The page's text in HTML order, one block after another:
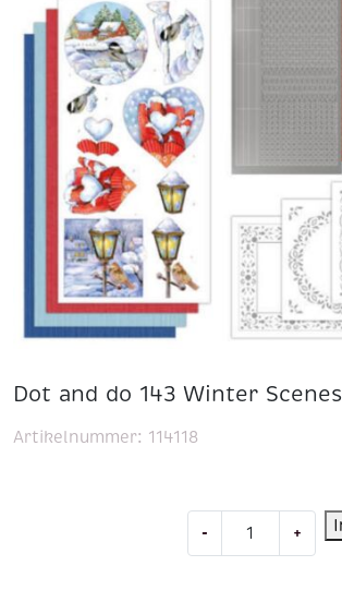
Dot and do 143 Winter Scenes
- +
Artikelnummer: 114118